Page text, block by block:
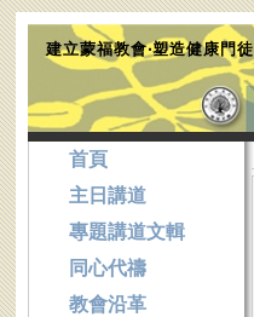
建立蒙福教會‧塑造健康門徒
首頁
主日講道
專題講道文輯
同心代禱
教會沿革